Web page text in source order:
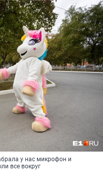
у нас микрофон и
все вокруг